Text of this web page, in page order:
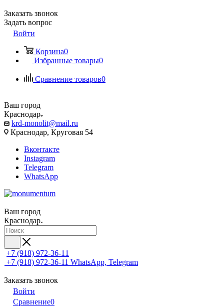
Заказать звонок
Задать вопрос
Войти
Корзина0
Избранные товары0
Сравнение товаров0
Ваш город
Краснодар
krd-monolit@mail.ru
Краснодар, Круговая 54
Вконтакте
Instagram
Telegram
WhatsApp
Ваш город
Краснодар
+7 (918) 972-36-11
+7 (918) 972-36-11 WhatsApp, Telegram
Заказать звонок
Войти
Сравнение0